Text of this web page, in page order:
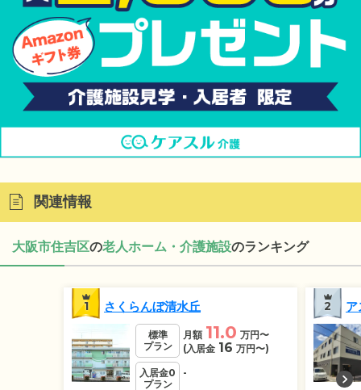
関連情報
大阪市住吉区の老人ホーム・介護施設のランキング
1 さくらんぼ清水丘
標準
プラン
月額 11.0 万円〜
(入居金 16 万円〜)
入居金0
プラン
-
2